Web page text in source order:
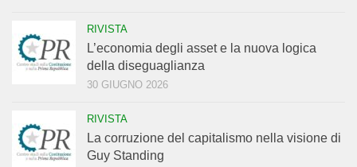
RIVISTA
L’economia degli asset e la nuova logica
della diseguaglianza
30 GIUGNO 2026
RIVISTA
La corruzione del capitalismo nella visione di
Guy Standing